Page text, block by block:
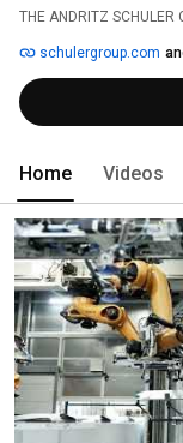
THE ANDRITZ SCHULER
schulergroup.com
Home Videos